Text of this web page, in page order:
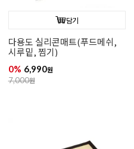
담기
다용도 실리콘매트(푸드메쉬,
시루밑, 찜기)
0% 6,990원
7,000원